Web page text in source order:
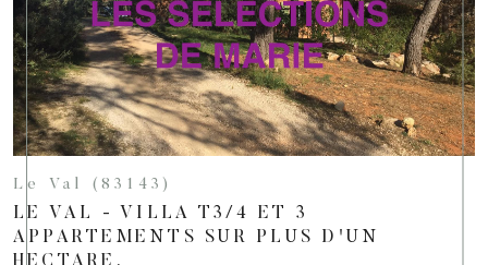
Le Val (83143)
LE VAL - VILLA T3/4 ET 3
APPARTEMENTS SUR PLUS D'UN